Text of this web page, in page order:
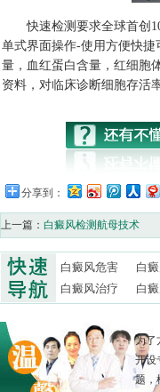
快速检测要求全球首创
单式界面操作-使用方便快
量，血红蛋白含量，红细胞
资料，对临床诊断细胞存活
分享到：
上一篇： 白癜风检测航母技术
白癜风危害 白
白癜风治疗
白
为了
开设
题，